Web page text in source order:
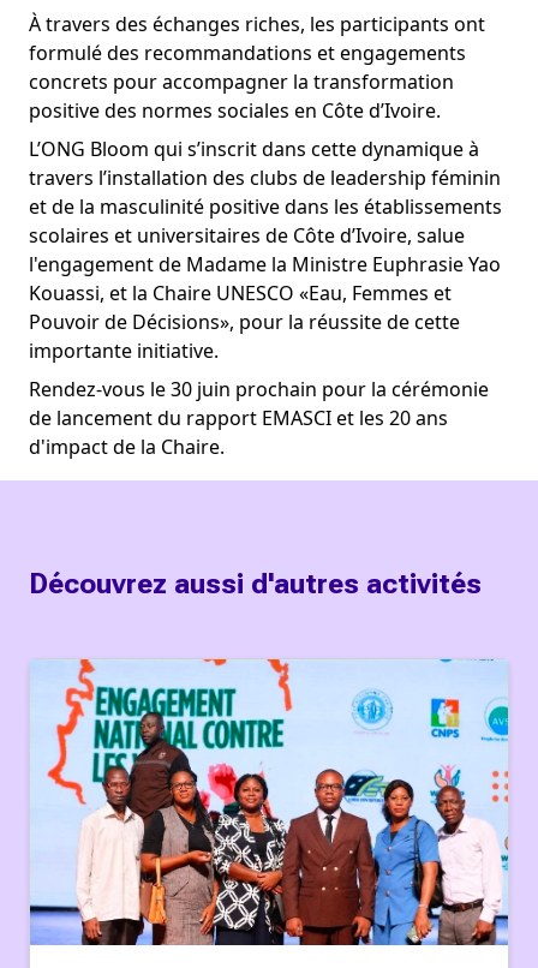
À travers des échanges riches, les participants ont
formulé des recommandations et engagements
concrets pour accompagner la transformation
positive des normes sociales en Côte d’Ivoire.
L’ONG Bloom qui s’inscrit dans cette dynamique à
travers l’installation des clubs de leadership féminin
et de la masculinité positive dans les établissements
scolaires et universitaires de Côte d’Ivoire, salue
l'engagement de Madame la Ministre Euphrasie Yao
Kouassi, et la Chaire UNESCO «Eau, Femmes et
Pouvoir de Décisions», pour la réussite de cette
importante initiative.
Rendez-vous le 30 juin prochain pour la cérémonie
de lancement du rapport EMASCI et les 20 ans
d'impact de la Chaire.
Découvrez aussi d'autres activités